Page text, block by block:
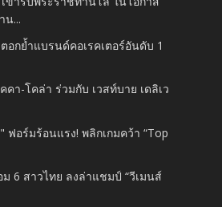
น...
อกย้ำแบรนด์คอเรคเตอร์อันดับ 1
คา-โคล่า ร่วมกับ เวสท์บาย เดลิเว
ฟอร์มร้อนแรง! พลิกเกมคว้า “Top
ม 6 สาวไทย ลงล่าแชมป์ “วีเมนส์